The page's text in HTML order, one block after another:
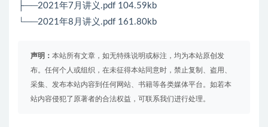
├──2021年7月讲义.pdf 104.59kb
└──2021年8月讲义.pdf 161.80kb
声明： 本站所有文章，如无特殊说明或标注，均为本站原创发
布。任何个人或组织，在未征得本站同意时，禁止复制、盗用、
采集、发布本站内容到任何网站、书籍等各类媒体平台。如若本
站内容侵犯了原著者的合法权益，可联系我们进行处理。